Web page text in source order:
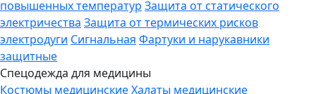
повышенных температур Защита от статического
электричества Защита от термических рисков
электродуги Сигнальная Фартуки и нарукавники
защитные
Спецодежда для медицины
Костюмы медицинскиеХалаты медицинские